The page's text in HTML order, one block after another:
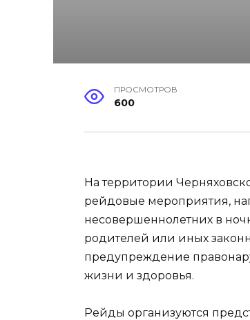
ПРОСМОТРОВ
600
На территории
рейдовые мероприятия,
несовершеннолетних в
родителей или иных
предупреждение
жизни и здоровья.
Рейды организуются